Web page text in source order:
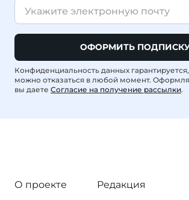
ОФОРМИТЬ
Конфиденциальность данных
можно отказаться в любой момент.
вы даете Согласие на получение рассылки.
О проекте
Редакция